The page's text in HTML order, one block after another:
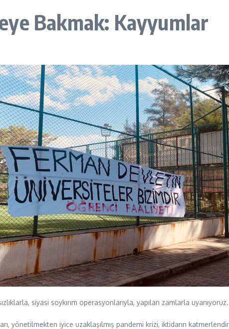
Bakmak: Kayyumlar
siyasi soykırım operasyonlarıyla, yapılan zamlarla uyanıyoruz.
yönetilmekten iyice uzaklaşılmış pandemi krizi, iktidarın